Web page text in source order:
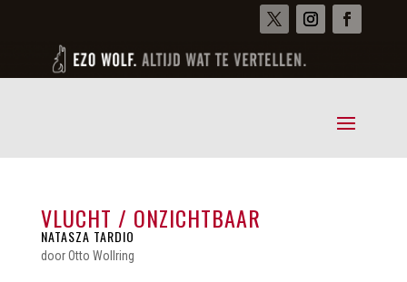
VLUCHT / ONZICHTBAAR
NATASZA TARDIO
doorOtto Wollring